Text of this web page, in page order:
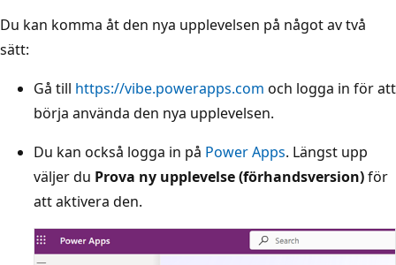
Du kan komma åt den nya upplevelsen på något av två
sätt:
Gå till https://vibe.powerapps.com och logga in för att
börja använda den nya upplevelsen.
Du kan också logga in på Power Apps. Längst upp
väljer du Prova ny upplevelse (förhandsversion)för
att aktivera den.